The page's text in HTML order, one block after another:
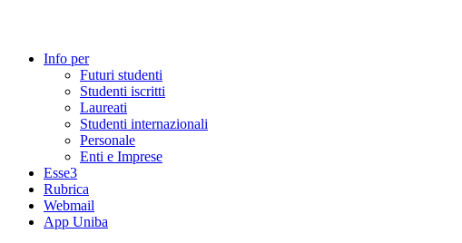
Info per
Futuri studenti
Studenti iscritti
Laureati
Studenti internazionali
Personale
Enti e Imprese
Esse3
Rubrica
Webmail
App Uniba